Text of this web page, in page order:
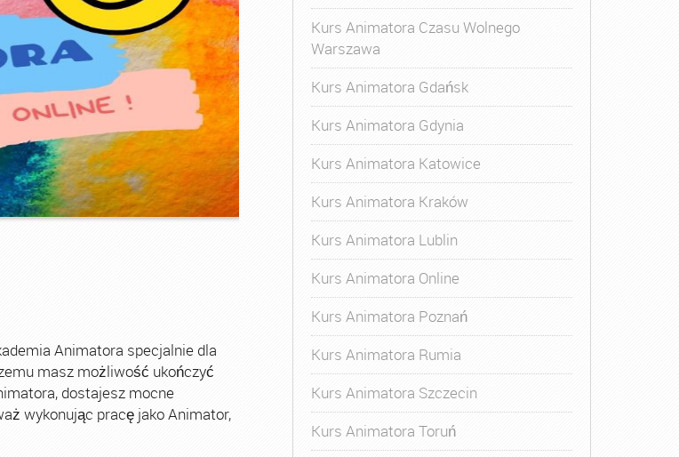
Animatora specjalnie dla
masz możliwość ukończyć
dostajesz mocne
wykonując pracę jako Animator,
Kurs Animatora Czasu Wolnego
Warszawa
Kurs Animatora Gdańsk
Kurs Animatora Gdynia
Kurs Animatora Katowice
Kurs Animatora Kraków
Kurs Animatora Lublin
Kurs Animatora Online
Kurs Animatora Poznań
Kurs Animatora Rumia
Kurs Animatora Szczecin
Kurs Animatora Toruń